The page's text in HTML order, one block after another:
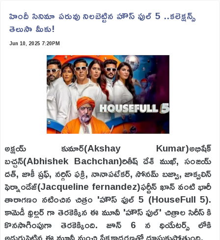
హిందీ సినిమా పరువు నిలబెట్టిన హౌస్ ఫుల్ 5 ..కలెక్షన్స్
తెలుసా మీకు!
Jun 10, 2025 7:20PM
అక్షయ్ కుమార్(Akshay Kumar)అభిషేక్
బచ్చన్(Abhishek Bachchan)రితీష్ దేశ్ ముఖ్, సంజయ్
దత్, జాకీ ష్రఫ్, నర్గిస్ ఫక్రి, నానాపటేకర్, సోనమ్ బజ్వా, జాక్వలిన్
ఫెర్నాండేజ్(Jacqueline fernandez)ఫర్దీన్ ఖాన్ వంటి భారీ
తారాగణం నటించిన చిత్రం 'హౌస్ ఫుల్ 5 (HouseFull 5).
కామెడీ థ్రిల్లర్ గా తెరకెక్కిన ఈ మూవీ 'హౌస్ ఫుల్' చిత్రాల సిరీస్ కి
కొనసాగింపుగా తెరకెక్కింది. జూన్ 6 న థియేటర్స్ లోకి